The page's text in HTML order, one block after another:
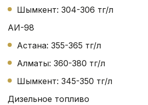
Шымкент: 304-306 тг/л
АИ-98
Астана: 355-365 тг/л
Алматы: 360-380 тг/л
Шымкент: 345-350 тг/л
Дизельное топливо